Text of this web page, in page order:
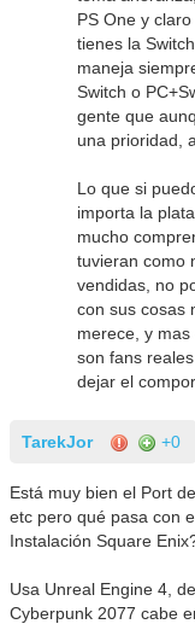
PS One y
tienes la
maneja
Switch o
gente que
una prioridad,
Lo que si
importa la
mucho
tuvieran como
vendidas, no
con sus cosas
merece, y
son fans
dejar el
TarekJor +0
Está muy bien el Port
etc pero qué pasa con
Instalación Square
Usa Unreal Engine 4,
Cyberpunk 2077 cabe